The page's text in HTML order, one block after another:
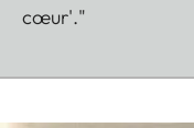
cœur'."